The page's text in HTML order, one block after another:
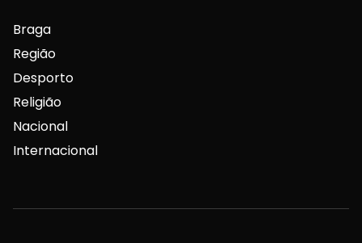
Braga
Região
Desporto
Religião
Nacional
Internacional